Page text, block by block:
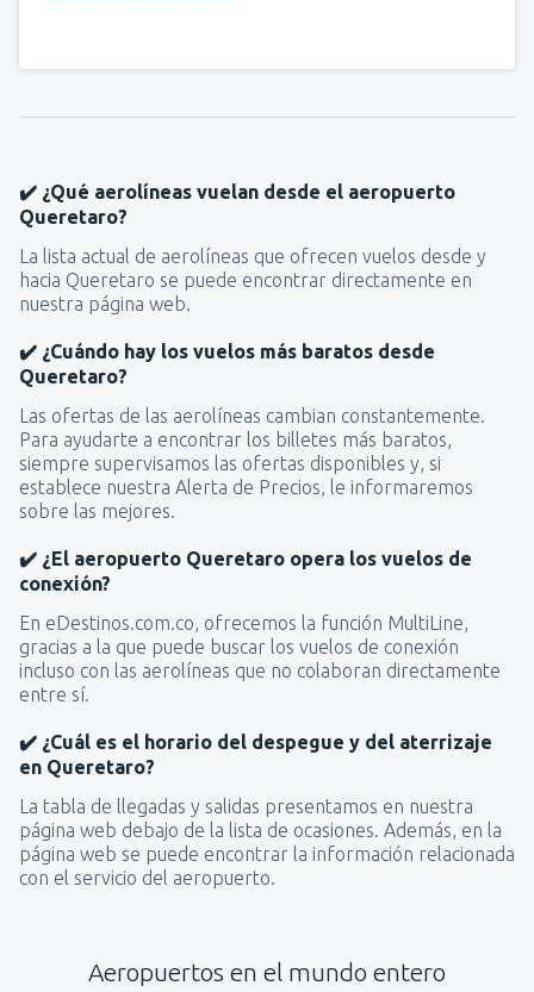
✔️ ¿Qué aerolíneas vuelan desde el aeropuerto
Queretaro?
La lista actual de aerolíneas que ofrecen vuelos desde y
hacia Queretaro se puede encontrar directamente en
nuestra página web.
✔️ ¿Cuándo hay los vuelos más baratos desde
Queretaro?
Las ofertas de las aerolíneas cambian constantemente.
Para ayudarte a encontrar los billetes más baratos,
siempre supervisamos las ofertas disponibles y, si
establece nuestra Alerta de Precios, le informaremos
sobre las mejores.
✔️ ¿El aeropuerto Queretaro opera los vuelos de
conexión?
En eDestinos.com.co, ofrecemos la función MultiLine,
gracias a la que puede buscar los vuelos de conexión
incluso con las aerolíneas que no colaboran directamente
entre sí.
✔️ ¿Cuál es el horario del despegue y del aterrizaje
en Queretaro?
La tabla de llegadas y salidas presentamos en nuestra
página web debajo de la lista de ocasiones. Además, en la
página web se puede encontrar la información relacionada
con el servicio del aeropuerto.
Aeropuertos en el mundo entero